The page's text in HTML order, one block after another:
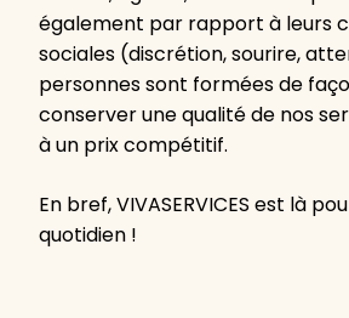
également par rapport à leurs
sociales (discrétion, sourire,
personnes sont formées de
conserver une qualité de nos
à un prix compétitif.
En bref, VIVASERVICES est là
quotidien !